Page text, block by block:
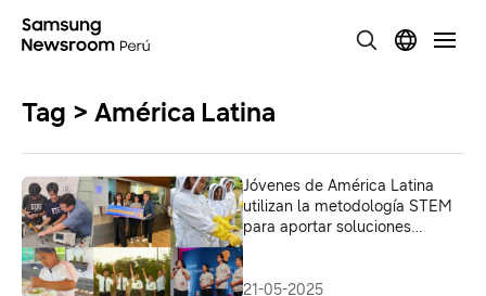
Tag > América Latina
Jóvenes de América Latina
utilizan la metodología STEM
para aportar soluciones
21-05-2025